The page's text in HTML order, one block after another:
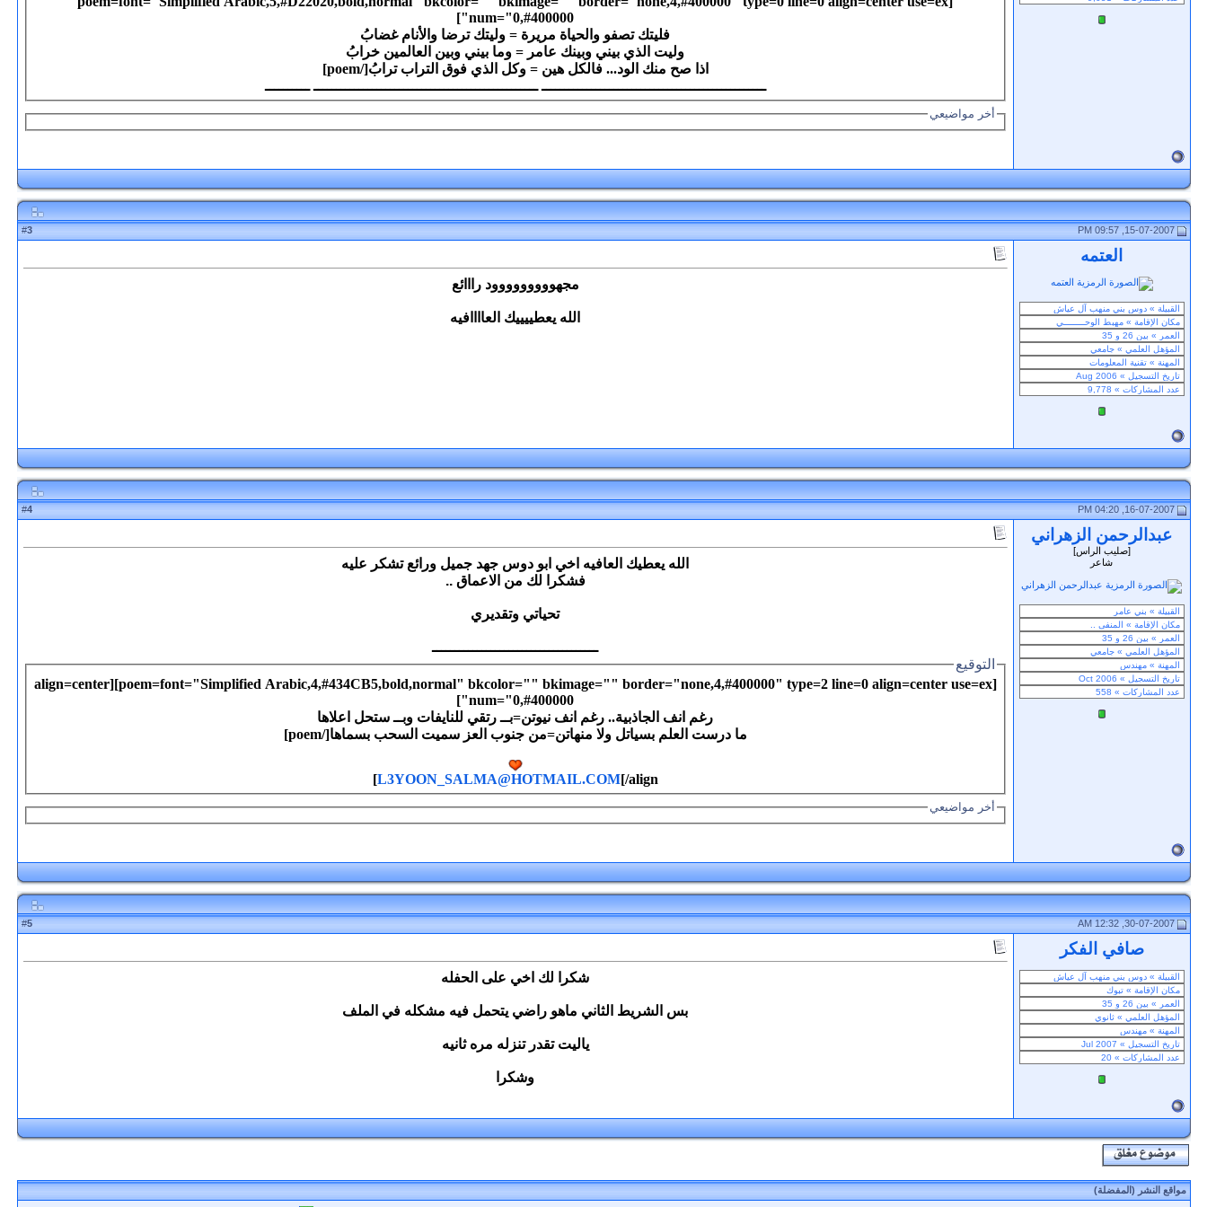
num="0,#400000"]
فليتك تصفو والحياة مريرة = وليتك ترضا والأنام غضابُ
وليت الذي بيني وبينك عامر = وما بيني وبين العالمين خرابُ
اذا صح منك الود... فالكل هين = وكل الذي فوق التراب ترابُ[/poem]
ــــــــــــــــــــــــــــــــــــــــــــــــــ ــــــــــــــــــــــــــــــــــــــــــــــــــ ــــــــــ
أخر مواضيعي
15-07-2007, 09:57 PM
#
3
العتمه
مجهووووووووود رااائع
الله يعطييييك العاااافيه
16-07-2007, 04:20 PM
#
4
عبدالرحمن الزهراني
[صليب الراس]
شاعر
الله يعطيك العافيه اخي ابو دوس جهد جميل ورائع تشكر عليه
فشكرا لك من الاعماق ..
تحياتي وتقديري
ـــــــــــــــــــــــــــــــــــــ
التوقيع
[align=center][poem=font="Simplified Arabic,4,#434CB5,bold,normal" bkcolor="" bkimage="" border="none,4,#400000" type=2 line=0 align=center use=ex
num="0,#400000"]
رغم انف الجاذبية.. رغم انف نيوتن=بــ رتقي للنايفات وبــ ستحل اعلاها
ما درست العلم بسياتل ولا منهاتن=من جنوب العز سميت السحب بسماها[/poem]
L3YOON_SALMA@HOTMAIL.COM[/align]
أخر مواضيعي
30-07-2007, 12:32 AM
#
5
صافي الفكر
شكرا لك اخي على الحفله
بس الشريط الثاني ماهو راضي يتحمل فيه مشكله في الملف
ياليت تقدر تنزله مره ثانيه
وشكرا
مواقع النشر (المفضلة)